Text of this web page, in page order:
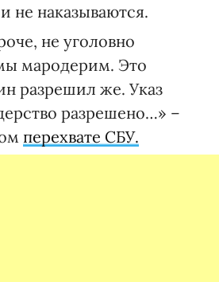
не наказываются.
не уголовно
мародерим. Это
разрешил же. Указ
разрешено…» –
перехвате СБУ.